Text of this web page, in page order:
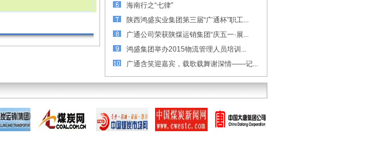
海南行之“七律”
陕西鸿盛实业集团第三届“广通杯”职工...
广通公司荣获陕煤运销集团“庆五一·展...
鸿盛集团举办2015物流管理人员培训...
广通含笑迎嘉宾，载歌载舞谢深情——记...